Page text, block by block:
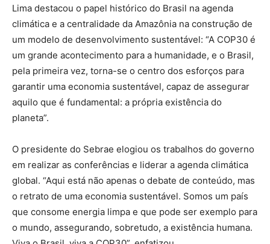
Lima destacou o papel histórico do Brasil na agenda
climática e a centralidade da Amazônia na construção de
um modelo de desenvolvimento sustentável: “A COP30 é
um grande acontecimento para a humanidade, e o Brasil,
pela primeira vez, torna-se o centro dos esforços para
garantir uma economia sustentável, capaz de assegurar
aquilo que é fundamental: a própria existência do
planeta”.
O presidente do Sebrae elogiou os trabalhos do governo
em realizar as conferências e liderar a agenda climática
global. “Aqui está não apenas o debate de conteúdo, mas
o retrato de uma economia sustentável. Somos um país
que consome energia limpa e que pode ser exemplo para
o mundo, assegurando, sobretudo, a existência humana.